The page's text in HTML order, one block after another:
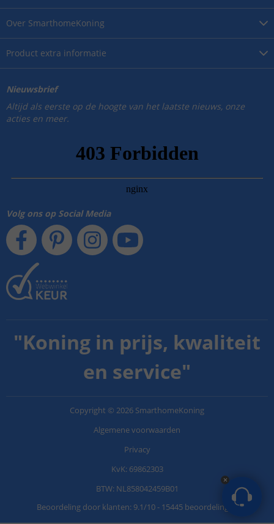
Over SmarthomeKoning
Product extra informatie
Nieuwsbrief
Altijd als eerste op de hoogte van het laatste nieuws, onze
acties en meer.
Volg ons op Social Media
"Koning in prijs, kwaliteit
en service"
Copyright © 2026 SmarthomeKoning
Algemene voorwaarden
Privacy
KvK: 69862303
BTW: NL858042459B01
Beoordeling door klanten: 9.1/10- 15445 beoordelingen